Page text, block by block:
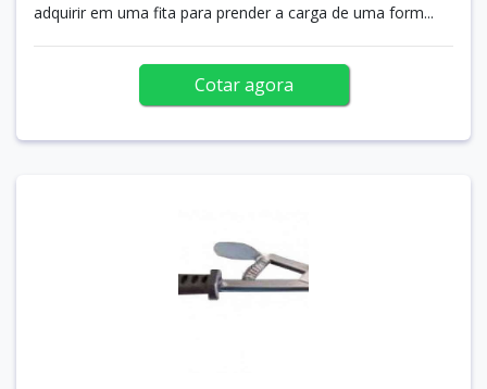
adquirir em uma fita para prender a carga de uma form...
Cotar agora